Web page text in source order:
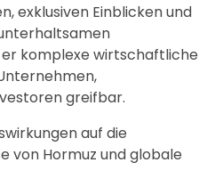
exklusiven Einblicken und
komplexe wirtschaftliche
greifbar.
auf die
von Hormuz und globale